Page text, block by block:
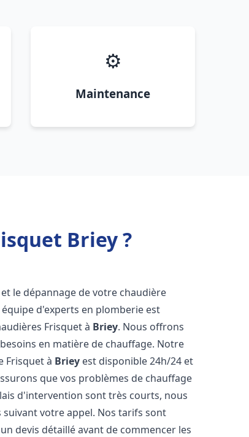
⚙️
Maintenance
Briey ?
le dépannage de votre chaudière
d'experts en plomberie est
Frisquet à Briey. Nous offrons
en matière de chauffage. Notre
Frisquet à Briey est disponible 24h/24 et
que vos problèmes de chauffage
d'intervention sont très courts, nous
votre appel. Nos tarifs sont
devis détaillé avant de commencer les